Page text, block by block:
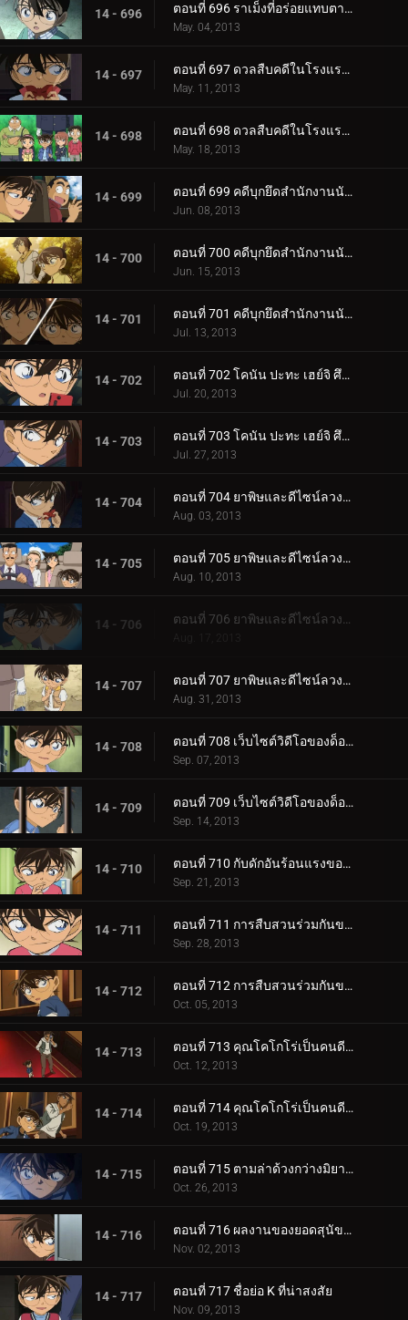
14 - 696 ตอนที่ 696 ราเม็งที่อร่อยแทบตาย (ตอน 2)
May. 04, 2013
14 - 697 ตอนที่ 697 ดวลสืบคดีในโรงแรมผีสิง (ตอน 1)
May. 11, 2013
14 - 698 ตอนที่ 698 ดวลสืบคดีในโรงแรมผีสิง (ตอน 2)
May. 18, 2013
14 - 699 ตอนที่ 699 คดีบุกยึดสำนักงานนักสืบ (ตอน 1)
Jun. 08, 2013
14 - 700 ตอนที่ 700 คดีบุกยึดสำนักงานนักสืบ (ตอน 2)
Jun. 15, 2013
14 - 701 ตอนที่ 701 คดีบุกยึดสำนักงานนักสืบ (ตอน 3)
Jul. 13, 2013
14 - 702 ตอนที่ 702 โคนัน ปะทะ เฮย์จิ ศึกดวลสองนักสืบตะวันออกตะวันตก (ตอนพิเศษ 1) ยอดนักสืบจิ๋วโคนัน เดอะซี.
Jul. 20, 2013
14 - 703 ตอนที่ 703 โคนัน ปะทะ เฮย์จิ ศึกดวลสองนักสืบตะวันออกตะวันตก (ตอนพิเศษ 2) ยอดนักสืบจิ๋วโคนัน เดอะซี.
Jul. 27, 2013
14 - 704 ตอนที่ 704 ยาพิษและดีไซน์ลวงตา (ตอน 1)
Aug. 03, 2013
14 - 705 ตอนที่ 705 ยาพิษและดีไซน์ลวงตา (ตอน 2)
Aug. 10, 2013
14 - 706 ตอนที่ 706 ยาพิษและดีไซน์ลวงตา (ตอน 3)
Aug. 17, 2013
14 - 707 ตอนที่ 707 ยาพิษและดีไซน์ลวงตา (ตอน 4)
Aug. 31, 2013
14 - 708 ตอนที่ 708 เว็บไซต์วิดีโอของด็อกเตอร์ (ตอน 1)
Sep. 07, 2013
14 - 709 ตอนที่ 709 เว็บไซต์วิดีโอของด็อกเตอร์ (ตอน 2)
Sep. 14, 2013
14 - 710 ตอนที่ 710 กับดักอันร้อนแรงของช็อกโกล่า
Sep. 21, 2013
14 - 711 ตอนที่ 711 การสืบสวนร่วมกันของรักครั้งแรก (ตอน 1)
Sep. 28, 2013
14 - 712 ตอนที่ 712 การสืบสวนร่วมกันของรักครั้งแรก (ตอน 2)
Oct. 05, 2013
14 - 713 ตอนที่ 713 คุณโคโกโร่เป็นคนดี (ตอน 1)
Oct. 12, 2013
14 - 714 ตอนที่ 714 คุณโคโกโร่เป็นคนดี (ตอน 2)
Oct. 19, 2013
14 - 715 ตอนที่ 715 ตามล่าด้วงกว่างมิยามะ
Oct. 26, 2013
14 - 716 ตอนที่ 716 ผลงานของยอดสุนัขคูร์ 2
Nov. 02, 2013
14 - 717 ตอนที่ 717 ชื่อย่อ K ที่น่าสงสัย
Nov. 09, 2013